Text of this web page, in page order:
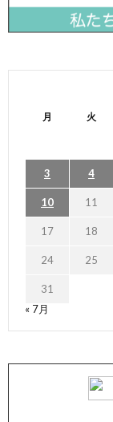
月 火
3 4
10 11
17 18
24 25
31
« 7月